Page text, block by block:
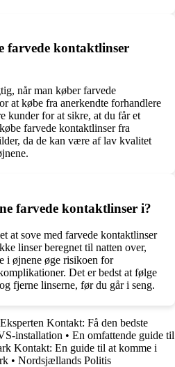
farvede kontaktlinser
når man køber farvede
at købe fra anerkendte forhandlere
kunder for at sikre, at du får et
farvede kontaktlinser fra
da de kan være af lav kvalitet
farvede kontaktlinser i?
at sove med farvede kontaktlinser
linser beregnet til natten over,
i øjnene øge risikoen for
Det er bedst at følge
fjerne linserne, før du går i seng.
Kontakt: Få den bedste
installation • En omfattende guide til
Kontakt: En guide til at komme i
• Nordsjællands Politis